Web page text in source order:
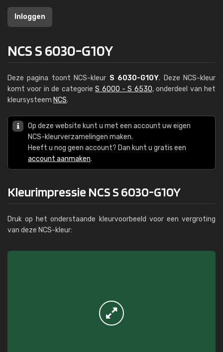
Inloggen
NCS S 6030-G10Y
Deze pagina toont NCS-kleur S 6030-G10Y. Deze NCS-kleur
komt voor in de categorieS 6000 - S 6530, onderdeel van het
kleursysteem NCS.
Op deze website kunt u met een account uw eigen
NCS-kleurverzamelingen maken.
Heeft u nog geen account? Dan kunt u gratis een
account aanmaken.
Kleurimpressie NCS S 6030-G10Y
Druk op het onderstaande kleurvoorbeeld voor een vergroting
van deze NCS-kleur: